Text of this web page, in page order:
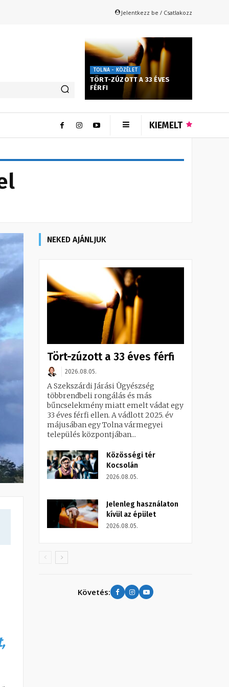
Jelentkezz be / Csatlakozz
TOLNA - KÖZÉLET
TÖRT-ZÚZOTT A 33 ÉVES
FÉRFI
KIEMELT
NEKED AJÁNLJUK
Tört-zúzott a 33 éves férfi
2026.08.05.
A Szekszárdi Járási Ügyészség
többrendbeli rongálás és más
bűncselekmény miatt emelt vádat egy
33 éves férfi ellen. A vádlott 2025. év
májusában egy Tolna vármegyei
település központjában...
Közösségi tér
Kocsolán
2026.08.05.
Jelenleg használaton
kívül az épület
2026.08.05.
Követés: